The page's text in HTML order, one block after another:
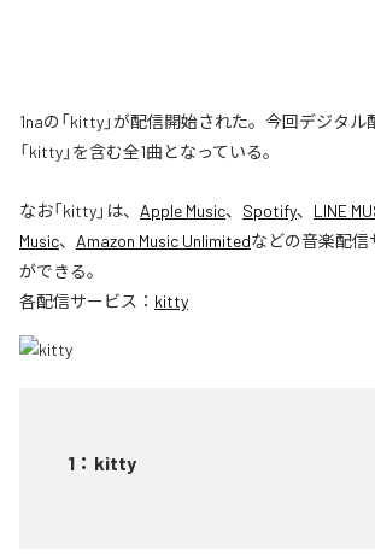
1naの「kitty」が配信開始された。今回デジタル
「kitty」を含む全1曲となっている。
なお「kitty」は、 Apple Music、 Spotify、 LINE
Music、 Amazon Music Unlimitedなどの音楽配信
ができる。
各配信サービス： kitty
1 ： kitty